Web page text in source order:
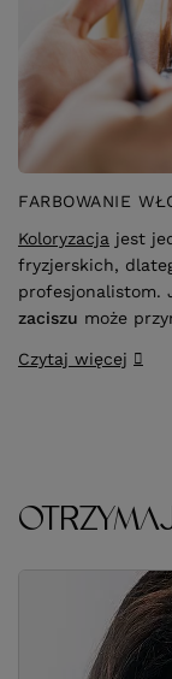
FARBOWANIE
Koloryzacja jest
fryzjerskich,
profesjonalistom.
zaciszu może
sukcesu jest
Czytaj więcej